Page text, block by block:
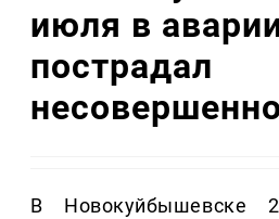
июля в
пострадал
В